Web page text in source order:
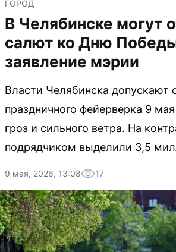
ГОРОД
В Челябинске могут
салют ко Дню
заявление мэрии
Власти Челябинска допускают
праздничного фейерверка 9
гроз и сильного ветра. На
подрядчиком выделили 3,5
9 мая, 2026, 13:08 17